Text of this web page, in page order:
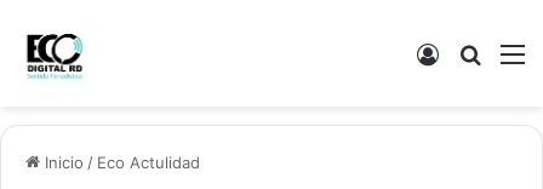
Acceso
Inicio / Eco Actulidad